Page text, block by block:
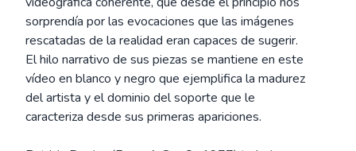
sorprendía por las evocaciones que las imágenes
rescatadas de la realidad eran capaces de sugerir.
El hilo narrativo de sus piezas se mantiene en este
vídeo en blanco y negro que ejemplifica la madurez
del artista y el dominio del soporte que le
caracteriza desde sus primeras apariciones.